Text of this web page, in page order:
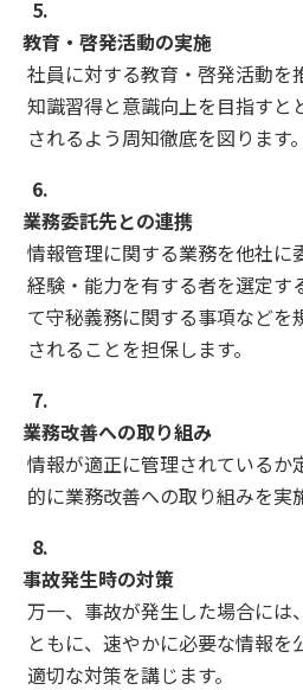
5.
教育・啓発活動の実施
社員に対する教育・啓発活動を
知識習得と意識向上を目指すと
されるよう周知徹底を図ります。
6.
業務委託先との連携
情報管理に関する業務を他社に
経験・能力を有する者を選定す
て守秘義務に関する事項などを
されることを担保します。
7.
業務改善への取り組み
情報が適正に管理されているか
的に業務改善への取り組みを実
8.
事故発生時の対策
万一、事故が発生した場合には
ともに、速やかに必要な情報
適切な対策を講じます。